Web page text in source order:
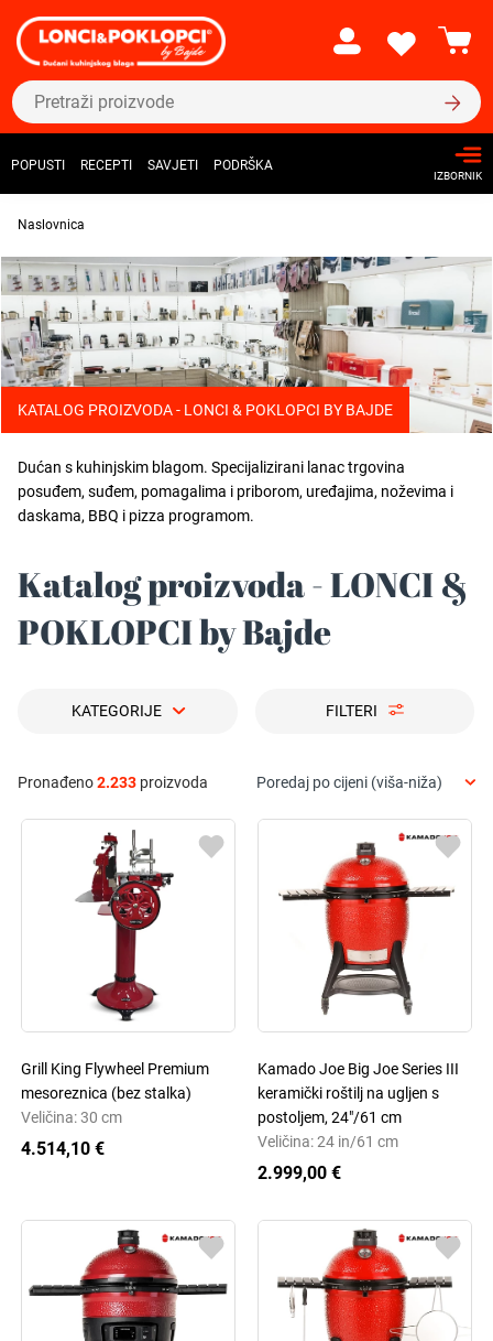
POPUSTI RECEPTI SAVJETI PODRŠKA
IZBORNIK
Naslovnica
KATALOG PROIZVODA - LONCI & POKLOPCI BY BAJDE
Dućan s kuhinjskim blagom. Specijalizirani lanac trgovina
posuđem, suđem, pomagalima i priborom, uređajima, noževima i
daskama, BBQ i pizza programom.
Katalog proizvoda - LONCI &
POKLOPCI by Bajde
KATEGORIJE FILTERI
Pronađeno2.233 proizvoda Poredaj po cijeni (viša-niža)
Grill King Flywheel Premium
mesoreznica (bez stalka)
Veličina: 30 cm
4.514,10 €
Kamado Joe Big Joe Series III
keramički roštilj na ugljen s
postoljem, 24"/61 cm
Veličina: 24 in/61 cm
2.999,00 €